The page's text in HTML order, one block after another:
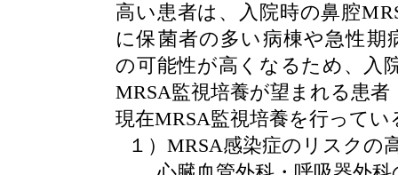
高い患者は、入院時の鼻腔
に保菌者の多い病棟や急性
の可能性が高くなるため、入
MRSA監視培養が望まれる患者
現在MRSA監視培養を行ってい
１）MRSA感染症のリスクの